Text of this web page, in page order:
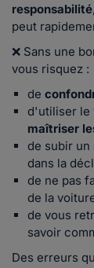
responsabilité
peut
❌ Sans une
vous risquez :
de
d'utiliser le
maîtriser
de subir un
dans la
de ne pas
de la
de vous
savoir
Des erreurs